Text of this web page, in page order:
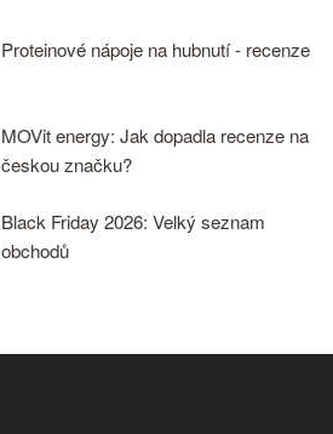
Proteinové nápoje na hubnutí - recenze
MOVit energy: Jak dopadla recenze na
českou značku?
Black Friday 2026: Velký seznam
obchodů